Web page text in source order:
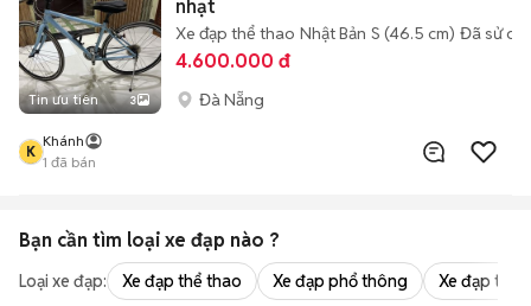
Tin ưu tiên 3
nhạt
Xe đạp thể thao Nhật Bản S (46.5 cm) Đã sử
4.600.000 đ
Đà Nẵng
K
Khánh
1 đã bán
Bạn cần tìm loại xe đạp nào ?
Loại xe đạp: Xe đạp thể thao Xe đạp phổ thông Xe đạp trẻ